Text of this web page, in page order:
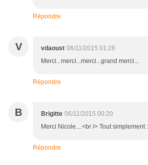
Répondre
V vdaoust 06/11/2015 01:28
Merci...merci...merci...grand merci...
Répondre
B Brigitte 06/11/2015 00:20
Merci Nicole....<br /> Tout simplement
Répondre